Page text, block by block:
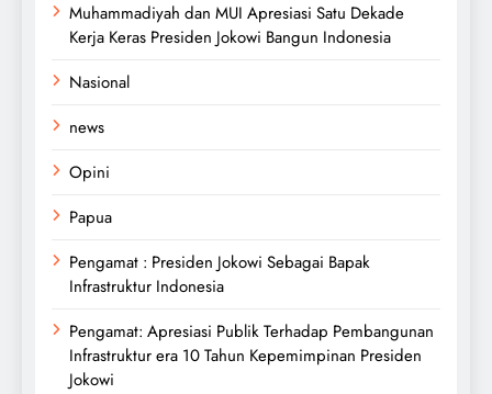
Muhammadiyah dan MUI Apresiasi Satu Dekade
Kerja Keras Presiden Jokowi Bangun Indonesia
Nasional
news
Opini
Papua
Pengamat : Presiden Jokowi Sebagai Bapak
Infrastruktur Indonesia
Pengamat: Apresiasi Publik Terhadap Pembangunan
Infrastruktur era 10 Tahun Kepemimpinan Presiden
Jokowi